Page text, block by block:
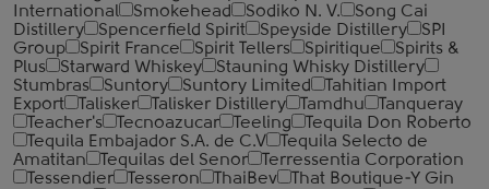
International
Smokehead Sodiko N. V.
Song Cai
Distillery
Spencerfield Spirit Speyside Distillery
SPI
Group
Spirit France Spirit Tellers Spiritique
Spirits &
Plus
Starward Whiskey
Stauning Whisky Distillery
Stumbras
Suntory Suntory Limited
Tahitian Import
Export
Talisker Talisker Distillery Tamdhu
Tanqueray
Teacher's
Tecnoazucar Teeling
Tequila Don Roberto
Tequila Embajador S.A. de C.V
Tequila Selecto de
Amatitan
Tequilas del Senor
Terressentia Corporation
Tessendier
Tesseron ThaiBev
That Boutique-Y Gin